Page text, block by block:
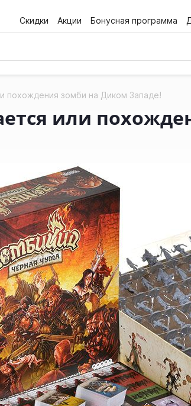
Скидки Акции Бонусная программа
похождения зомби на Диком Западе!
или